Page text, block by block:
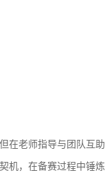
在老师指导与团队互
机，在备赛过程中锤